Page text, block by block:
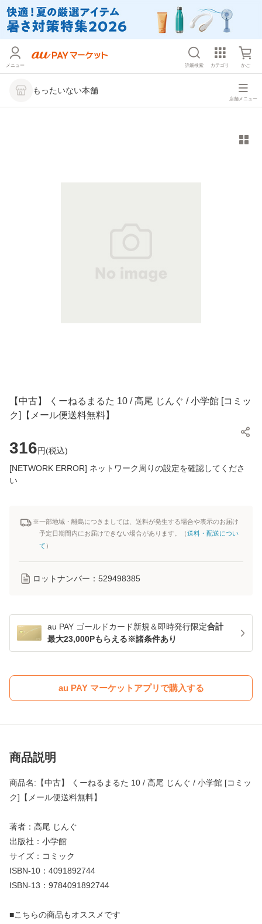
メニュー 詳細検索 カテゴリ かご
もったいない本舗
店舗メニュー
【中古】 くーねるまるた 10 / 高尾 じんぐ / 小学館 [コミッ
ク]【メール便送料無料】
316円(税込)
[NETWORK ERROR] ネットワーク周りの設定を確認してくださ
い
※一部地域・離島につきましては、送料が発生する場合や表示のお届け
予定日期間内にお届けできない場合があります。（送料・配送につい
て ）
ロットナンバー： 529498385
au PAY ゴールドカード新規＆即時発行限定合計
最大23,000Pもらえる※諸条件あり
au PAY マーケットアプリで購入する
商品説明
商品名:【中古】 くーねるまるた 10 / 高尾 じんぐ / 小学館 [コミッ
ク]【メール便送料無料】
著者：高尾 じんぐ
出版社：小学館
サイズ：コミック
ISBN-10：4091892744
ISBN-13：9784091892744
■こちらの商品もオススメです